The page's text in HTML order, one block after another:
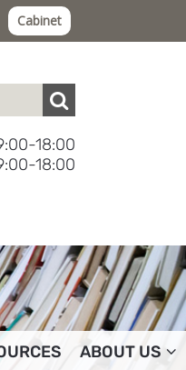
Cabinet
18:00
18:00
ABOUT US